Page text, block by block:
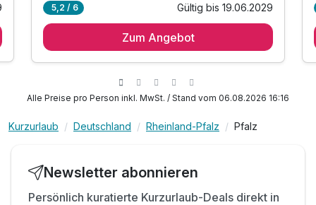
2 x reichhaltiges Sektfrühstück vom Buffet
inkl. Nutzung der romantischen Wellness-Oase
inkl. kostenfreier Parkplatz am Hotel
inkl. Ihre persönliche PfalzCARD
5,2 / 6 Gültig bis 19.06.2029
Zum Angebot
Alle Preise pro Person inkl. MwSt. / Stand vom 06.08.2026 16:16
Kurzurlaub Deutschland Rheinland-Pfalz Pfalz
Newsletter abonnieren
Persönlich kuratierte Kurzurlaub-Deals direkt in